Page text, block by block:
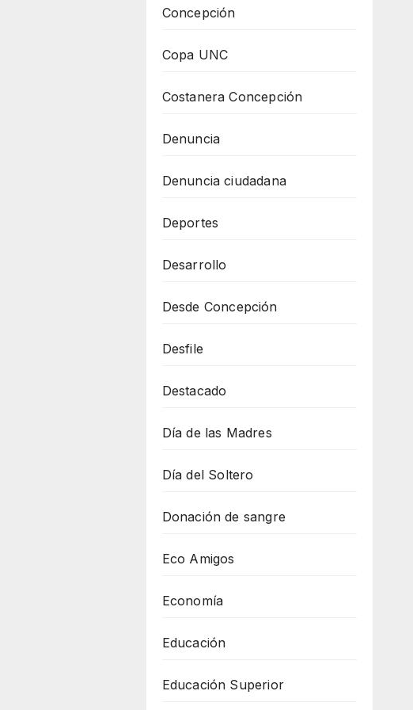
Concepción
Copa UNC
Costanera Concepción
Denuncia
Denuncia ciudadana
Deportes
Desarrollo
Desde Concepción
Desfile
Destacado
Día de las Madres
Día del Soltero
Donación de sangre
Eco Amigos
Economía
Educación
Educación Superior